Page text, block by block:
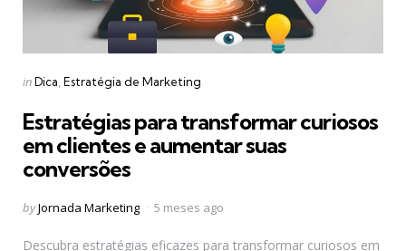
Categories
Posted
inDica Estratégia de Marketing
Estratégias para transformar curiosos
em clientes e aumentar suas
conversões
Posted
byJornada Marketing 5 meses ago
Descubra estratégias eficazes para transformar curiosos em